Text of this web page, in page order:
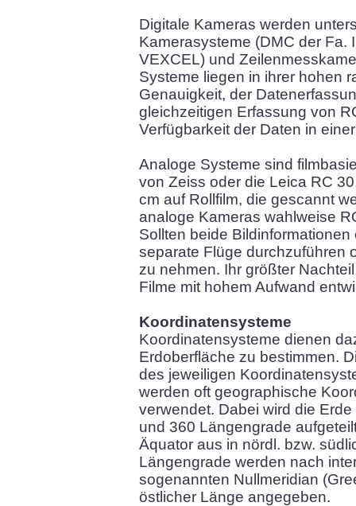
Digitale Kameras werden
Kamerasysteme (DMC der Fa.
VEXCEL) und
Systeme liegen in ihrer hohen
Genauigkeit, der
gleichzeitigen Erfassung von
Verfügbarkeit der Daten in
Analoge Systeme sind
von Zeiss oder die Leica RC
cm auf Rollfilm, die gescannt
analoge Kameras wahlweise
Sollten beide
separate Flüge durchzuführen
zu nehmen. Ihr größter
Filme mit hohem Aufwand
Koordinatensysteme
Koordinatensysteme dienen
Erdoberfläche zu bestimmen.
des jeweiligen
werden oft geographische
verwendet. Dabei wird die
und 360 Längengrade
Äquator aus in nördl. bzw.
Längengrade werden nach
sogenannten Nullmeridian
östlicher Länge angegeben.